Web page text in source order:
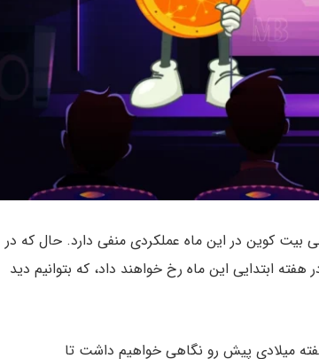
بیت کوین در این ماه عملکردی منفی دارد. حال که در
هفته ابتدایی این ماه رخ خواهند داد، که بتوانیم دید
میلادی پیش رو نگاهی خواهیم داشت تا